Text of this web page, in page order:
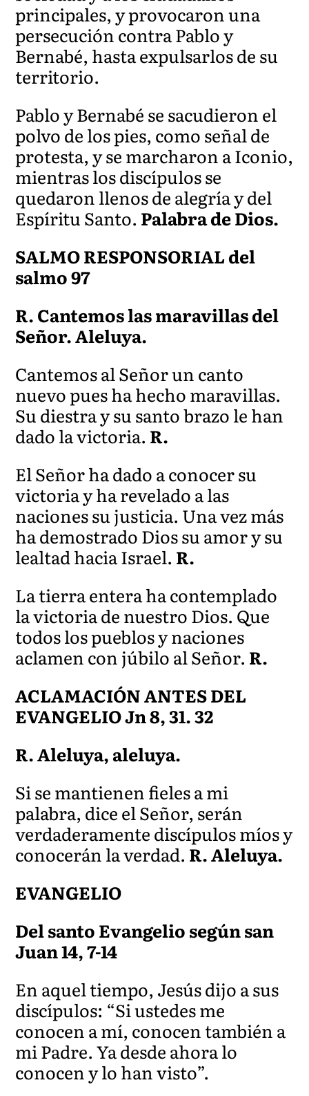
principales, y provocaron una
persecución contra Pablo y
Bernabé, hasta expulsarlos de su
territorio.
Pablo y Bernabé se sacudieron el
polvo de los pies, como señal de
protesta, y se marcharon a Iconio,
mientras los discípulos se
quedaron llenos de alegría y del
Espíritu Santo. Palabra de Dios.
SALMO RESPONSORIAL del
salmo 97
R. Cantemos las maravillas del
Señor. Aleluya.
Cantemos al Señor un canto
nuevo pues ha hecho maravillas.
Su diestra y su santo brazo le han
dado la victoria. R.
El Señor ha dado a conocer su
victoria y ha revelado a las
naciones su justicia. Una vez más
ha demostrado Dios su amor y su
lealtad hacia Israel. R.
La tierra entera ha contemplado
la victoria de nuestro Dios. Que
todos los pueblos y naciones
aclamen con júbilo al Señor. R.
ACLAMACIÓN ANTES DEL
EVANGELIO Jn 8, 31. 32
R. Aleluya, aleluya.
Si se mantienen fieles a mi
palabra, dice el Señor, serán
verdaderamente discípulos míos y
conocerán la verdad. R. Aleluya.
EVANGELIO
Del santo Evangelio según san
Juan 14, 7-14
En aquel tiempo, Jesús dijo a sus
discípulos: “Si ustedes me
conocen a mí, conocen también a
mi Padre. Ya desde ahora lo
conocen y lo han visto”.